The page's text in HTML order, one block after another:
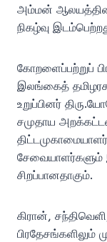
அம்மன்
நிகழ்வு
கோறளைப்பற்றுப்
இலங்கைத்
உறுப்பினர்
சமுதாய
சிறப்பானதாகும்.
கிரான்,
பிரதேசங்களிலும்